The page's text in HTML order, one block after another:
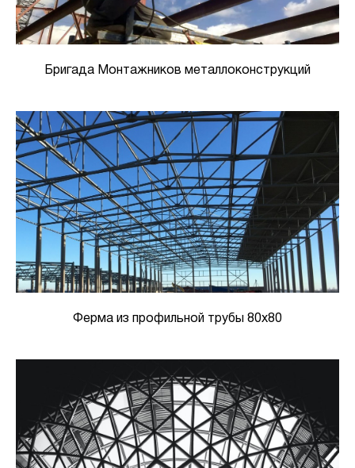
Бригада Монтажников металлоконструкций
Ферма из профильной трубы 80х80